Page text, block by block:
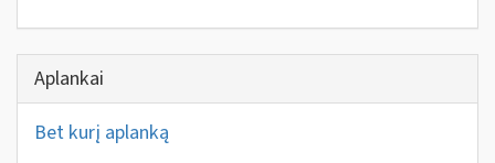
Aplankai
Bet kurį aplanką